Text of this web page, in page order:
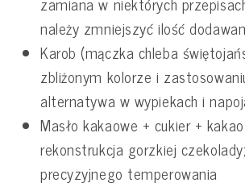
należy zmniejszyć ilość
Karob (mączka chleba
zbliżonym kolorze i
alternatywa w wypiekach i
Masło kakaowe + cukier +
rekonstrukcja gorzkiej
precyzyjnego temperowania